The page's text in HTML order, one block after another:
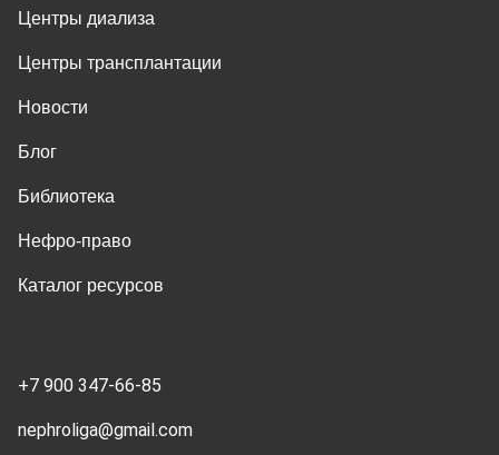
Центры диализа
Центры трансплантации
Новости
Блог
Библиотека
Нефро-право
Каталог ресурсов
+7 900 347-66-85
nephroliga@gmail.com